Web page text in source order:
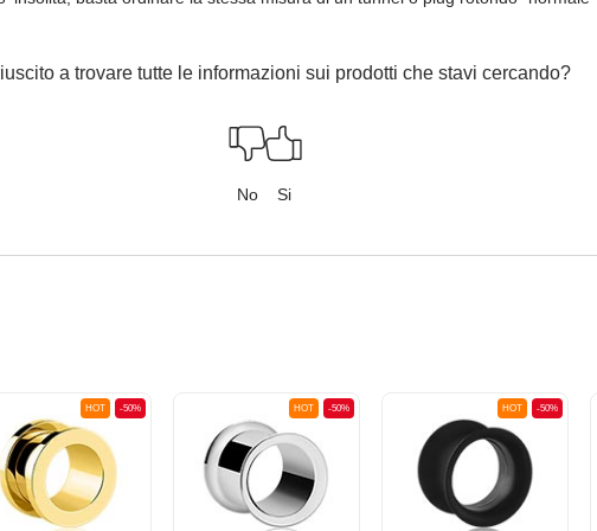
a trovare tutte le informazioni sui prodotti che stavi cercando?
No Si
-50%
HOT -50%
HOT -50%
HOT